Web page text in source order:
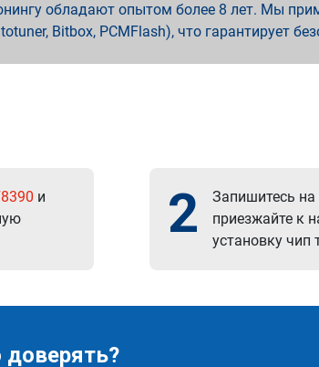
обладают опытом более 8 лет. Мы
Bitbox, PCMFlash), что гарантирует
и
2
Запишитесь
приезжайте к
установку чип